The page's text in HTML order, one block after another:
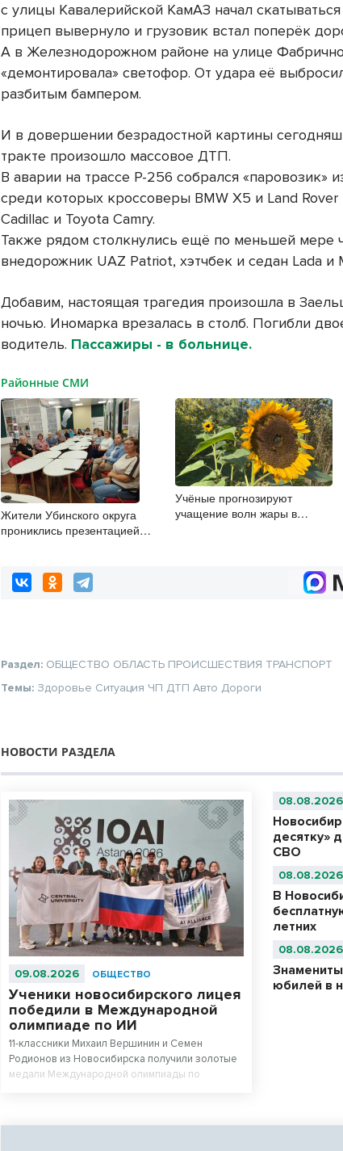
с улицы Кавалерийской КамАЗ начал скатываться
прицеп вывернуло и грузовик встал поперёк
А в Железнодорожном районе на улице
«демонтировала» светофор. От удара её
разбитым бампером.
И в довершении безрадостной картины
тракте произошло массовое ДТП.
В аварии на трассе Р-256 собрался «паровозик»
среди которых кроссоверы BMW X5 и Land Rover
Cadillac и Toyota Camry.
Также рядом столкнулись ещё по меньшей мере
внедорожник UAZ Patriot, хэтчбек и седан Lada и
Добавим, настоящая трагедия произошла в
ночью. Иномарка врезалась в столб. Погибли
водитель. Пассажиры - в больнице.
Районные СМИ
Жители Убинского округа
прониклись презентацией
Учёные прогнозируют
учащение волн жары в
Раздел: ОБЩЕСТВО ОБЛАСТЬ ПРОИСШЕСТВИЯ ТРАНСПОРТ
Темы: Здоровье Ситуация ЧП ДТП Авто Дороги
НОВОСТИ РАЗДЕЛА
09.08.2026 ОБЩЕСТВО
Ученики новосибирского лицея
победили в Международной
олимпиаде по ИИ
11-классники Михаил Вершинин и Семен
Родионов из Новосибирска получили золотые
медали Международной олимпиады по
08.08.2026
десятку»
СВО
08.08.2026
В
летних
08.08.2026
юбилей в